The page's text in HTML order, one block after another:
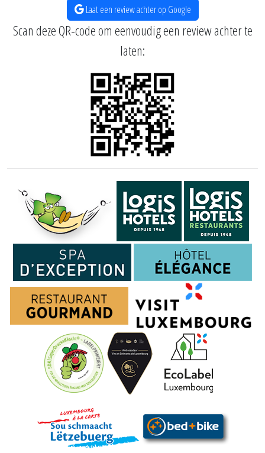
Laat een review achter op Google
Scan deze QR-code om eenvoudig een review achter te
laten: